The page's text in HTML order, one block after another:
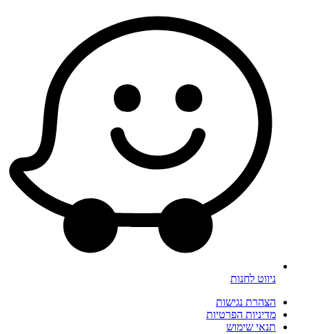
ניווט לחנות
הצהרת נגישות
מדיניות הפרטיות
תנאי שימוש